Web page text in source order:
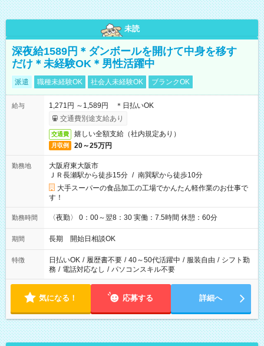
未読
深夜給1589円＊ダンボールを開けて中身を移す
だけ＊未経験OK＊男性活躍中
派遣 職種未経験OK 社会人未経験OK ブランクOK
給与
1,271円 ～1,589円 ＊日払いOK
交通費別途支給あり
交通費 嬉しい全額支給（社内規定あり）
月収例 20～25万円
勤務地
大阪府東大阪市
ＪＲ長瀬駅から徒歩15分 / 南巽駅から徒歩10分
大手スーパーの食品加工の工場でかんたん軽作業のお仕事で
す！
勤務時間 〈夜勤〉 0：00～翌8：30 実働：7.5時間 休憩：60分
期間 長期 開始日相談OK
特徴 日払いOK / 履歴書不要 / 40～50代活躍中 / 服装自由 / シフト勤
務 / 電話対応なし / パソコンスキル不要
気になる！ 応募する 詳細へ